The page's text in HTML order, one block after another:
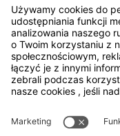
Transportery
Drzwi i okien
Firma
o firmie HUBTEX
Zrównoważony